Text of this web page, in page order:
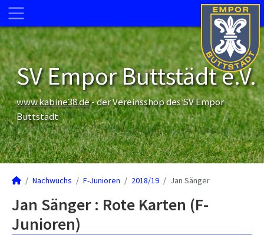
SV Empor Buttstädt e.V.
www.kabine38.de- der Vereinsshop des SV Empor
Buttstädt
Nachwuchs F-Junioren 2018/19 Jan Sänger
Jan Sänger : Rote Karten (F-
Junioren)